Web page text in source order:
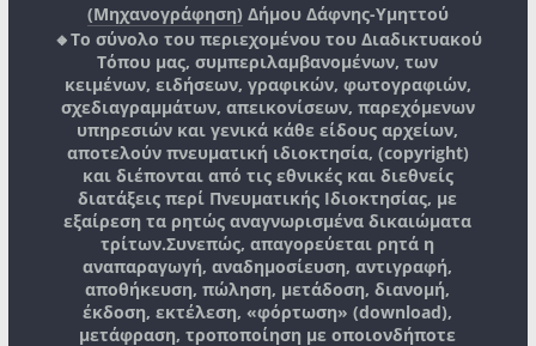
(Μηχανογράφηση) Δήμου Δάφνης-Υμηττού
🔸Το σύνολο του περιεχομένου του Διαδικτυακού
Τόπου μας, συμπεριλαμβανομένων, των
κειμένων, ειδήσεων, γραφικών, φωτογραφιών,
σχεδιαγραμμάτων, απεικονίσεων, παρεχόμενων
υπηρεσιών και γενικά κάθε είδους αρχείων,
αποτελούν πνευματική ιδιοκτησία, (copyright)
και διέπονται από τις εθνικές και διεθνείς
διατάξεις περί Πνευματικής Ιδιοκτησίας, με
εξαίρεση τα ρητώς αναγνωρισμένα δικαιώματα
τρίτων.Συνεπώς, απαγορεύεται ρητά η
αναπαραγωγή, αναδημοσίευση, αντιγραφή,
αποθήκευση, πώληση, μετάδοση, διανομή,
έκδοση, εκτέλεση, «φόρτωση» (download),
μετάφραση, τροποποίηση με οποιονδήποτε